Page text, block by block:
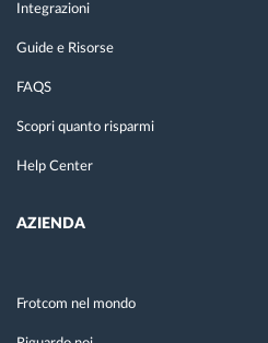
Integrazioni
Guide e Risorse
FAQS
Scopri quanto risparmi
Help Center
AZIENDA
Frotcom nel mondo